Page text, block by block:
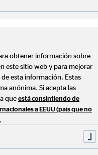
en este Aviso Legal
haga uso del Portal de
mismo o de los
de los
de los
el derecho a realizar
obtener información sobre
este sitio web y para mejorar
esta información. Estas
anónima. Si acepta las
que está consintiendo de
a EEUU (país que no